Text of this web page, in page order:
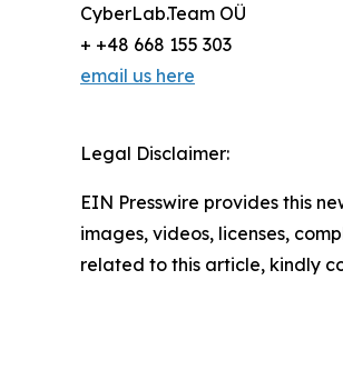
CyberLab.Team OÜ
+ +48 668 155 303
email us here
Legal Disclaimer:
EIN Presswire provides this
images, videos, licenses,
related to this article, kindly